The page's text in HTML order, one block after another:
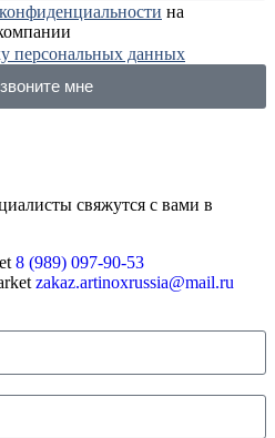
на
персональных данных
мне
свяжутся с вами в
8 (989) 097-90-53
zakaz.artinoxrussia@mail.ru